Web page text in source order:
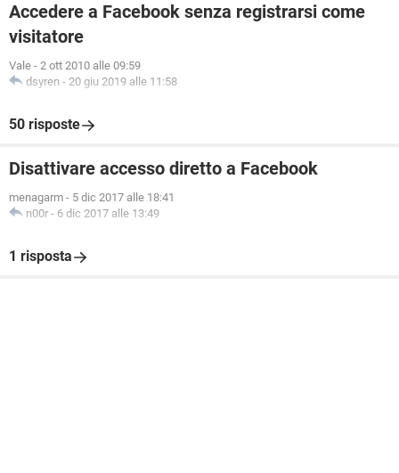
Accedere a Facebook senza registrarsi come
visitatore
Vale - 2 ott 2010 alle 09:59
dsyren - 20 giu 2019 alle 11:58
50 risposte
Disattivare accesso diretto a Facebook
menagarm - 5 dic 2017 alle 18:41
n00r - 6 dic 2017 alle 13:49
1 risposta